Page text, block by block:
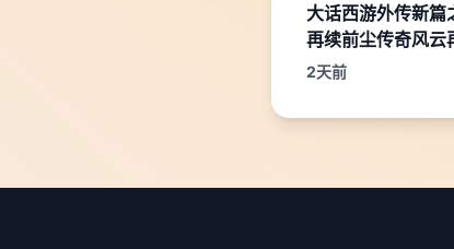
大话西游外传新篇
再续前尘传奇风云
2天前